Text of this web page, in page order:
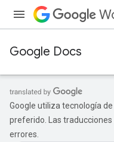
Google Docs
Google utiliza tecnología
preferido. Las
errores.